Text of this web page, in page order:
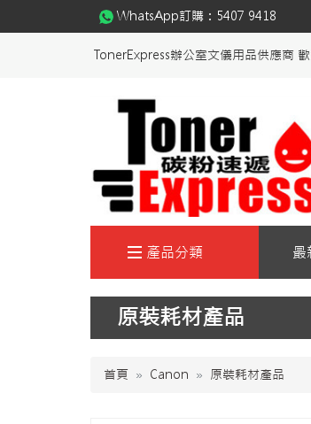
WhatsApp訂購： 5407 9418
TonerExpress辦公室文儀用品供應商
產品分類 最
原裝耗材產品
首頁 Canon 原裝耗材產品